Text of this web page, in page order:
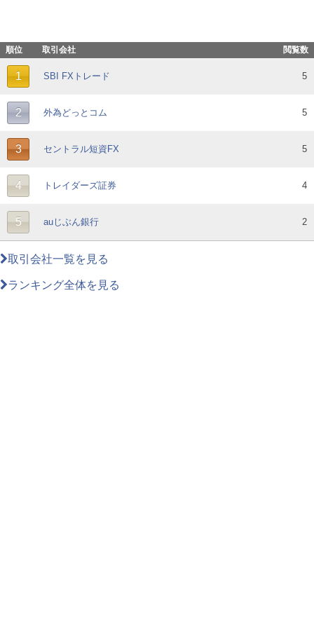
順位 取引会社 閲覧数
1 SBI FXトレード 5
2 外為どっとコム 5
3 セントラル短資FX 5
4 トレイダーズ証券 4
5 auじぶん銀行 2
取引会社一覧を見る
ランキング全体を見る